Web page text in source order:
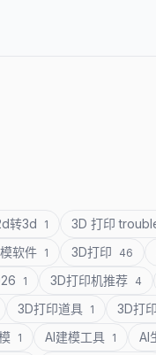
转3d 1 3D 打印
软件 1 3D打印 46
1 3D打印机推荐 4
3D打印道具 1 3D打
1 AI建模工具 1 AI